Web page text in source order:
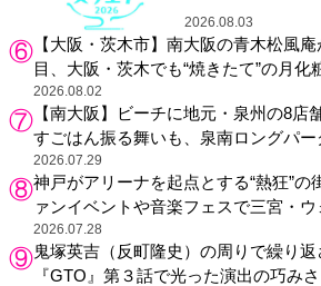
り
2026.08.03
【大阪・茨木市】南大阪の青木松風
目、大阪・茨木でも“焼きたて”の月化
2026.08.02
【南大阪】ビーチに地元・泉州の8店
すごはん振る舞いも、泉南ロングパ
ェ」がリニューアル！
2026.07.29
神戸がアリーナを起点とする“熱狂”の
ァンイベントや音楽フェスで三宮・
活性化
2026.07.28
鬼塚英吉（反町隆史）の周りで繰り
『GTO』第３話で光った演出の巧みさ